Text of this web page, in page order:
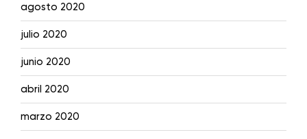
agosto 2020
julio 2020
junio 2020
abril 2020
marzo 2020